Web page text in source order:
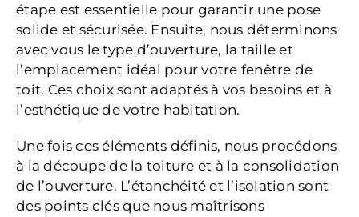
étape est essentielle pour garantir une pose
solide et sécurisée. Ensuite, nous déterminons
avec vous le type d’ouverture, la taille et
l’emplacement idéal pour votre fenêtre de
toit. Ces choix sont adaptés à vos besoins et à
l’esthétique de votre habitation.
Une fois ces éléments définis, nous procédons
à la découpe de la toiture et à la consolidation
de l’ouverture. L’étanchéité et l’isolation sont
des points clés que nous maîtrisons